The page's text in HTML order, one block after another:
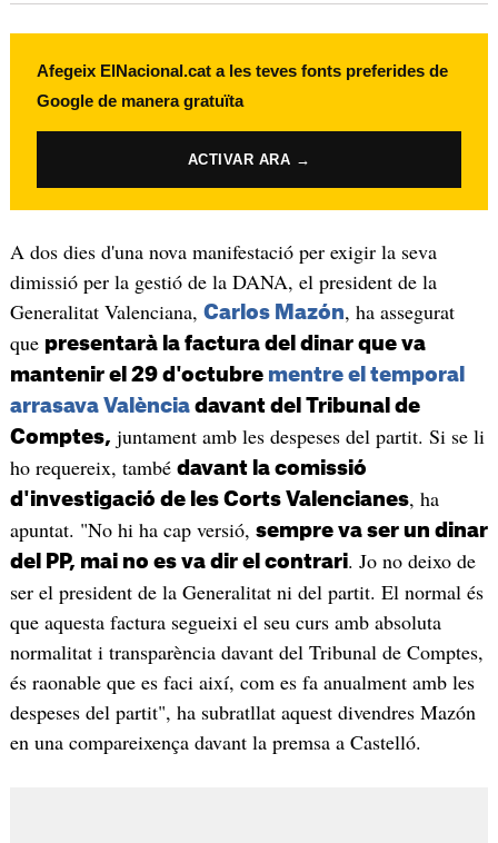
Afegeix ElNacional.cat a les teves fonts preferides de
Google de manera gratuïta
ACTIVAR ARA →
A dos dies d'una nova manifestació per exigir la seva
dimissió per la gestió de la DANA, el president de la
Generalitat Valenciana, Carlos Mazón, ha assegurat
que presentarà la factura del dinar que va
mantenir el 29 d'octubre mentre el temporal
arrasava Valènciadavant del Tribunal de
Comptes, juntament amb les despeses del partit. Si se li
ho requereix, també davant la comissió
d'investigació de les Corts Valencianes, ha
apuntat. "No hi ha cap versió, sempre va ser un dinar
del PP, mai no es va dir el contrari. Jo no deixo de
ser el president de la Generalitat ni del partit. El normal és
que aquesta factura segueixi el seu curs amb absoluta
normalitat i transparència davant del Tribunal de Comptes,
és raonable que es faci així, com es fa anualment amb les
despeses del partit", ha subratllat aquest divendres Mazón
en una compareixença davant la premsa a Castelló.